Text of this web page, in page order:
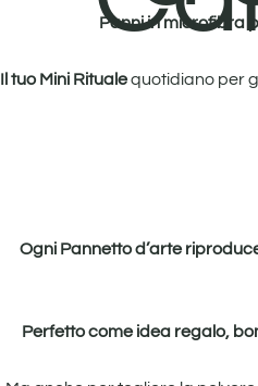
Panni in microfibra
Il tuo Mini Ritualequotidiano per
Ogni Pannetto d’arte
Perfetto come idea regalo,